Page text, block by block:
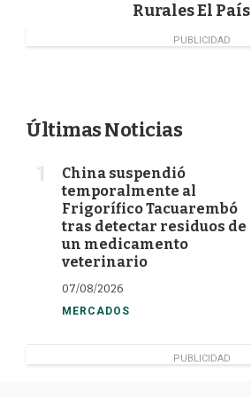
Rurales El País
PUBLICIDAD
Últimas Noticias
China suspendió
temporalmente al
Frigorífico Tacuarembó
tras detectar residuos de
un medicamento
veterinario
07/08/2026
MERCADOS
PUBLICIDAD